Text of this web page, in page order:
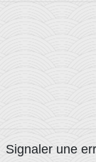
Signaler une